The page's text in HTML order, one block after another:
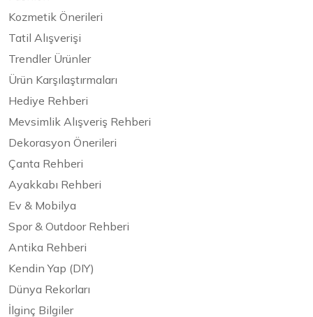
Kozmetik Önerileri
Tatil Alışverişi
Trendler Ürünler
Ürün Karşılaştırmaları
Hediye Rehberi
Mevsimlik Alışveriş Rehberi
Dekorasyon Önerileri
Çanta Rehberi
Ayakkabı Rehberi
Ev & Mobilya
Spor & Outdoor Rehberi
Antika Rehberi
Kendin Yap (DIY)
Dünya Rekorları
İlginç Bilgiler